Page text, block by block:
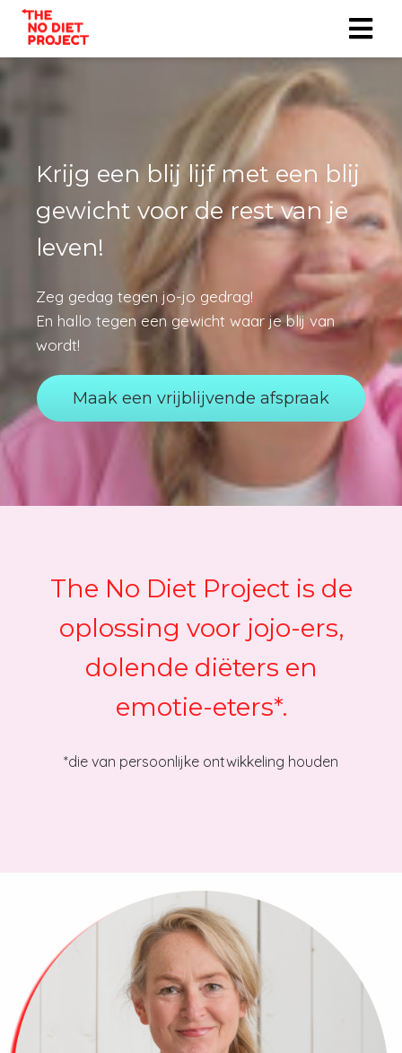
Krijg een blij lijf met een blij
gewicht voor de rest van je
leven!
Zeg gedag tegen jo-jo gedrag!
En hallo tegen een gewicht waar je blij van
wordt!
Maak een vrijblijvende afspraak
The No Diet Project is de
oplossing voor jojo-ers,
dolende diëters en
emotie-eters*.
*die van persoonlijke ontwikkeling houden